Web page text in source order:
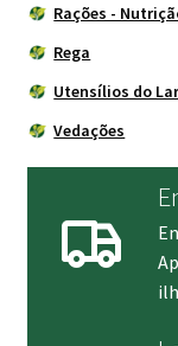
Rações -
Rega
Utensílios do
Vedações